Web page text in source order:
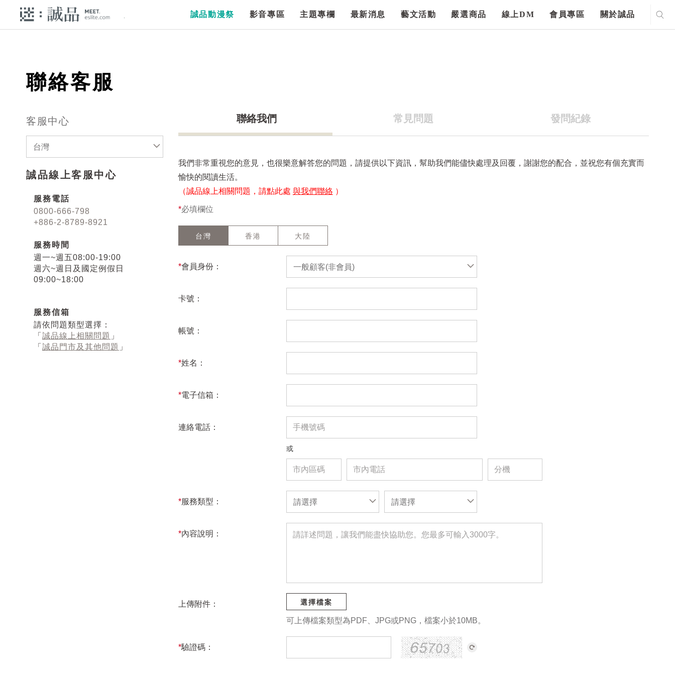
誠品動漫祭 影音專區 主題專欄 最新消息 藝文活動 嚴選商品 線上DM 會員專區 關於誠品
聯絡客服
客服中心
台灣
誠品線上客服中心
服務電話
0800-666-798
+886-2-8789-8921
服務時間
週一~週五08:00-19:00
週六~週日及國定例假日
09:00~18:00
服務信箱
請依問題類型選擇：
「 誠品線上相關問題 」
「 誠品門市及其他問題 」
聯絡我們 常見問題 發問紀錄
我們非常重視您的意見，也很樂意解答您的問題，請提供以下資訊，幫助我們能儘快處理及回覆，謝謝您的配合，並祝您有個充實而
愉快的閱讀生活。
（誠品線上相關問題，請點此處 與我們聯絡 ）
*必填欄位
台灣 香港 大陸
*會員身份： 一般顧客(非會員)
卡號：
帳號：
*姓名：
*電子信箱：
連絡電話：
或
*服務類型： 請選擇 請選擇
*內容說明：
上傳附件： 選擇檔案
可上傳檔案類型為PDF、JPG或PNG，檔案小於10MB。
*驗證碼：